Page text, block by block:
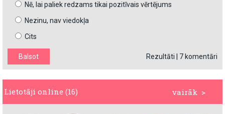
Nē, lai paliek redzams tikai pozitīvais vērtējums
Nezinu, nav viedokļa
Cits
Rezultāti 7 komentāri
vairāk >
Lietotāji online (16)